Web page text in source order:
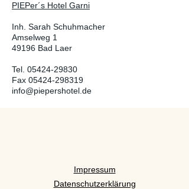
PIEPer´s Hotel Garni
Inh. Sarah Schuhmacher
Amselweg 1
49196 Bad Laer
Tel. 05424-29830
Fax 05424-298319
info@piepershotel.de
Impressum
Datenschutzerklärung